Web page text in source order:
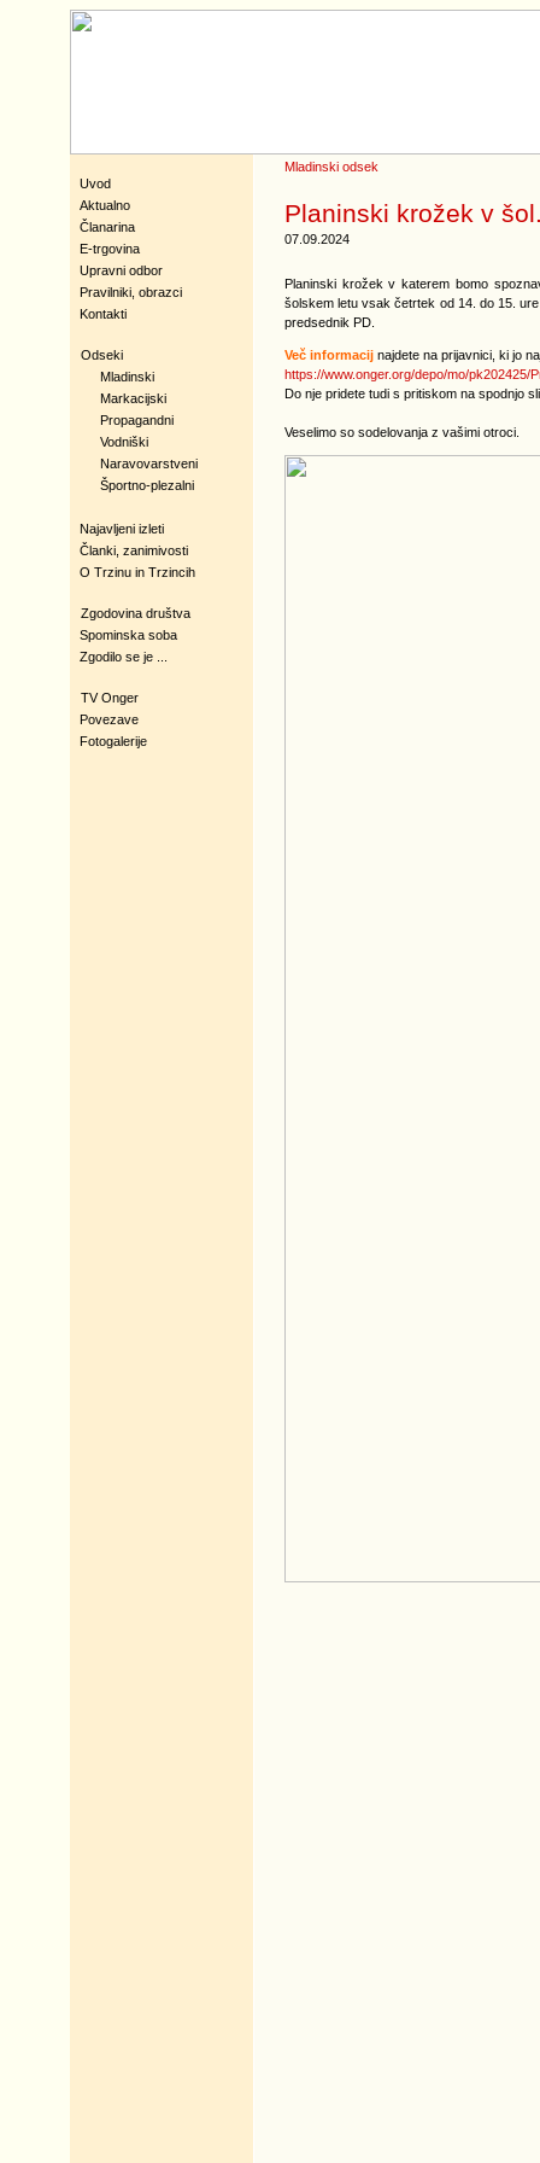
Uvod
Aktualno
Članarina
E-trgovina
Upravni odbor
Pravilniki, obrazci
Kontakti
Odseki
Mladinski
Markacijski
Propagandni
Vodniški
Naravovarstveni
Športno-plezalni
Najavljeni izleti
Članki, zanimivosti
O Trzinu in Trzincih
Zgodovina društva
Spominska soba
Zgodilo se je ...
TV Onger
Povezave
Fotogalerije
Mladinski odsek
Planinski krožek v
07.09.2024
Planinski krožek v katerem bomo
šolskem letu vsak četrtek od 14. do 15.
predsednik PD.
Več informacij najdete na prijavnici, ki jo
https://www.onger.org/depo/mo/pk202425/
Do nje pridete tudi s pritiskom na spodnjo
Veselimo so sodelovanja z vašimi otroci.